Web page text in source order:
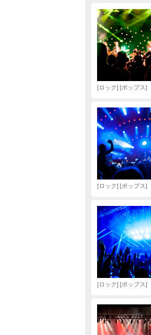
ロック ポップス
ロック ポップス
ロック ポップス